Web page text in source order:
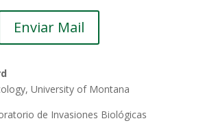
Enviar Mail
University of Montana
de Invasiones Biológicas